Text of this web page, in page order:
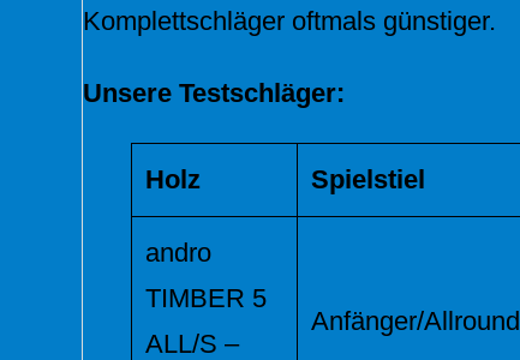
Komplettschläger oftmals günstiger.
Unsere Testschläger:
Holz Spielstiel
andro
TIMBER 5
ALL/S –
Anfänger/Allround